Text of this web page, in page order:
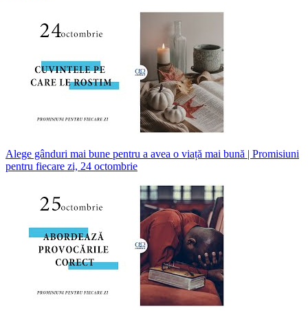
Alege gânduri mai bune pentru a avea o viață mai bună | Promisiuni
pentru fiecare zi, 24 octombrie